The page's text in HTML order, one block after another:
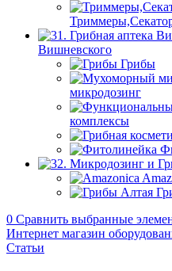
Вишневского
Грибы
микродозинг
комплексы
0 Сравнить выбранные
Интернет магазин
Статьи